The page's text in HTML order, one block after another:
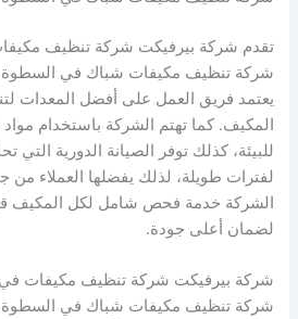
تقدم شركة بيرفيكت شركة تنظيف
شركة تنظيف مكيفات شباك في السطوة
يعتمد فريق العمل على أفضل المعدات
المكيف. كما تهتم الشركة باستخدام
للبيئة، كذلك توفر الصيانة الدورية
لفترات طويلة، لذلك يفضلها العملاء من
الشركة خدمة فحص شامل لكل المكيف
لضمان أعلى جودة.
شركة بيرفيكت شركة تنظيف مكيفات
شركة تنظيف مكيفات شباك في السطوة